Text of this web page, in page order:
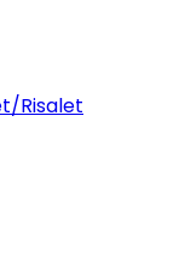
Risalet